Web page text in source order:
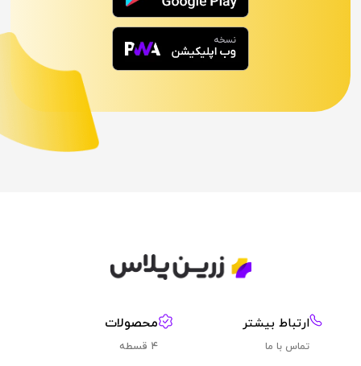
ارتباط‌ بیشتر​
تماس با ما
محصولات
۴ قسطه